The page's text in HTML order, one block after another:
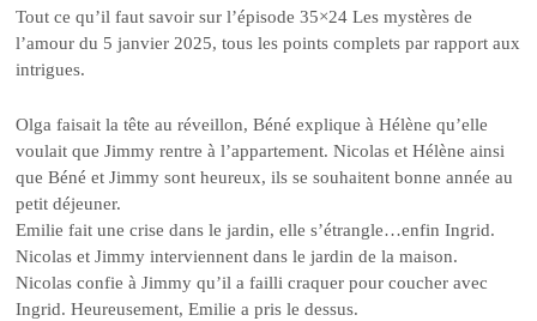
Tout ce qu’il faut savoir sur l’épisode 35×24 Les mystères de
l’amour du 5 janvier 2025, tous les points complets par rapport aux
intrigues.
Olga faisait la tête au réveillon, Béné explique à Hélène qu’elle
voulait que Jimmy rentre à l’appartement. Nicolas et Hélène ainsi
que Béné et Jimmy sont heureux, ils se souhaitent bonne année au
petit déjeuner.
Emilie fait une crise dans le jardin, elle s’étrangle…enfin Ingrid.
Nicolas et Jimmy interviennent dans le jardin de la maison.
Nicolas confie à Jimmy qu’il a failli craquer pour coucher avec
Ingrid. Heureusement, Emilie a pris le dessus.